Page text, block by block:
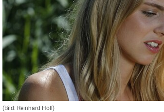
(Bild: Reinhard Holl)